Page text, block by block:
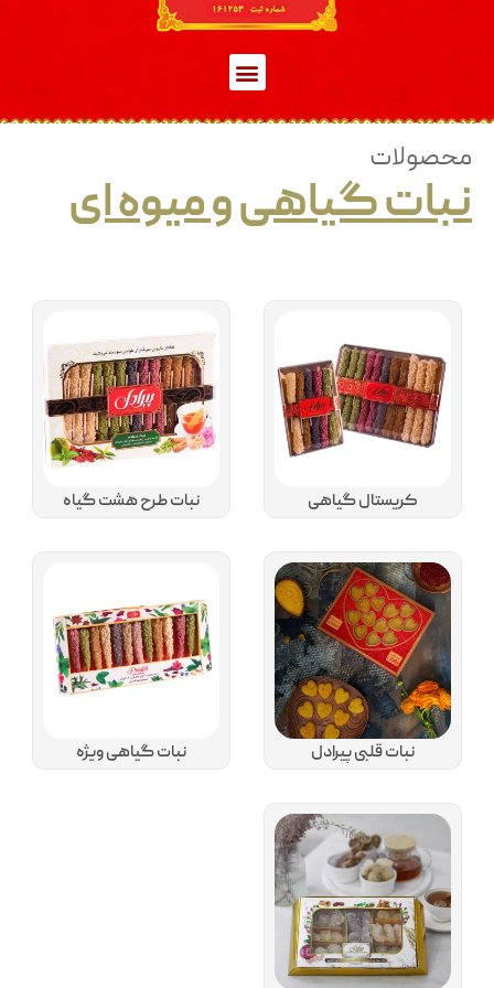
محصولات
نبات گیاهی و میوه ای
کریستال گیاهی نبات طرح هشت گیاه
نبات قلبی پیرادل نبات گیاهی ویژه